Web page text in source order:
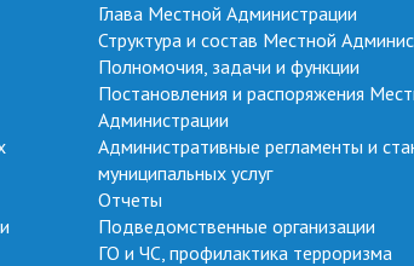
Глава Местной Администрации
Структура и состав Местной
Полномочия, задачи и функции
Постановления и распоряжения
Администрации
Административные регламенты и
муниципальных услуг
Отчеты
Подведомственные организации
ГО и ЧС, профилактика терроризма